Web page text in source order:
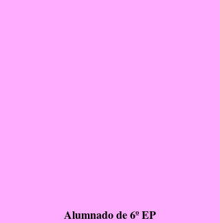
Alumnado de 6º EP